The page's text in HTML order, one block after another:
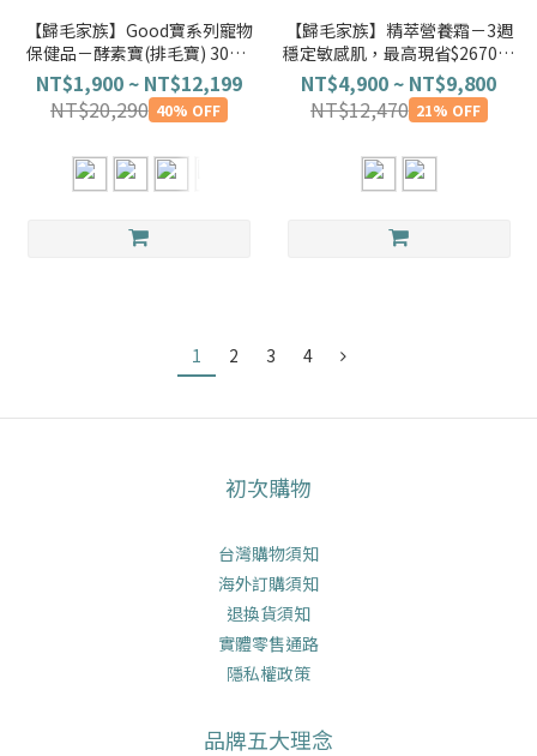
【歸毛家族】Good寶系列寵物
保健品－酵素寶(排毛寶) 30包/
盒
NT$1,900 ~ NT$12,199
NT$20,290 40% OFF
【歸毛家族】精萃營養霜－3週
穩定敏感肌，最高現省$2670元
NT$4,900 ~ NT$9,800
NT$12,470 21% OFF
1 2 3 4
初次購物
台灣購物須知
海外訂購須知
退換貨須知
實體零售通路
隱私權政策
品牌五大理念